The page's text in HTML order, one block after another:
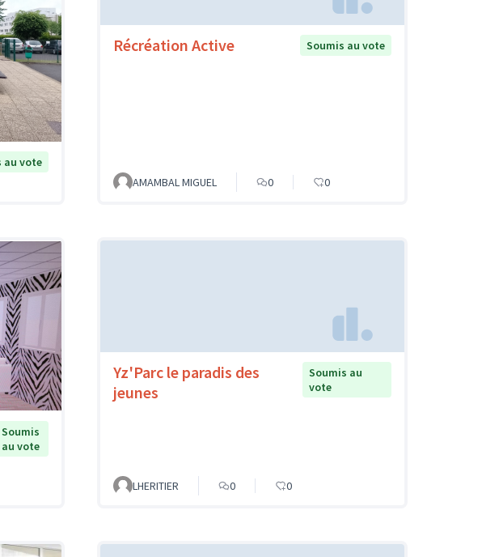
au vote
Récréation Active Soumis au vote
AMAMBAL MIGUEL 0 0
Soumis
au vote
Yz'Parc le paradis des
jeunes
Soumis au
vote
LHERITIER 0 0